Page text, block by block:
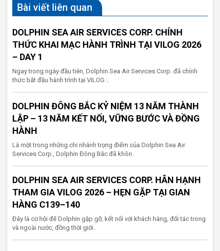
Bài viết liên quan
DOLPHIN SEA AIR SERVICES CORP. CHÍNH
THỨC KHAI MẠC HÀNH TRÌNH TẠI VILOG 2026
– DAY 1
Ngay trong ngày đầu tiên, Dolphin Sea Air Services Corp. đã chính
thức bắt đầu hành trình tại VILOG ..
DOLPHIN ĐÔNG BẮC KỶ NIỆM 13 NĂM THÀNH
LẬP – 13 NĂM KẾT NỐI, VỮNG BƯỚC VÀ ĐỒNG
HÀNH
Là một trong những chi nhánh trọng điểm của Dolphin Sea Air
Services Corp., Dolphin Đông Bắc đã khôn..
DOLPHIN SEA AIR SERVICES CORP. HÂN HẠNH
THAM GIA VILOG 2026 – HẸN GẶP TẠI GIAN
HÀNG C139–140
Đây là cơ hội để Dolphin gặp gỡ, kết nối với khách hàng, đối tác trong
và ngoài nước, đồng thời giới..